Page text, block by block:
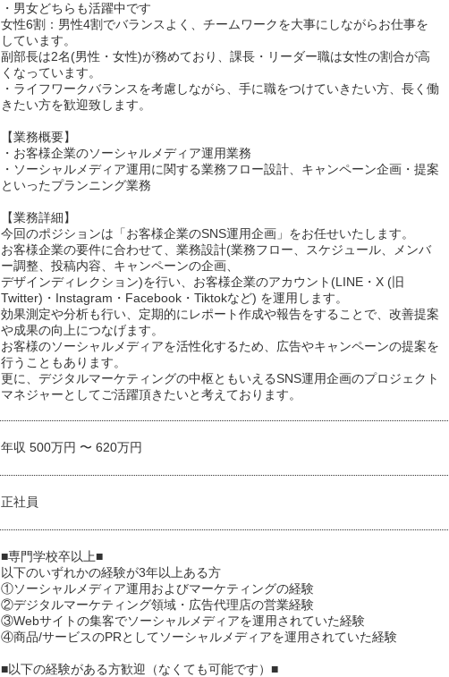
・男女どちらも活躍中です
女性6割：男性4割でバランスよく、チームワークを大事にしながらお仕事を
しています。
副部長は2名(男性・女性)が務めており、課長・リーダー職は女性の割合が高
くなっています。
・ライフワークバランスを考慮しながら、手に職をつけていきたい方、長く働
きたい方を歓迎致します。
【業務概要】
・お客様企業のソーシャルメディア運用業務
・ソーシャルメディア運用に関する業務フロー設計、キャンペーン企画・提案
といったプランニング業務
【業務詳細】
今回のポジションは「お客様企業のSNS運用企画」をお任せいたします。
お客様企業の要件に合わせて、業務設計(業務フロー、スケジュール、メンバ
ー調整、投稿内容、キャンペーンの企画、
デザインディレクション)を行い、お客様企業のアカウント(LINE・X (旧
Twitter)・Instagram・Facebook・Tiktokなど) を運用します。
効果測定や分析も行い、定期的にレポート作成や報告をすることで、改善提案
や成果の向上につなげます。
お客様のソーシャルメディアを活性化するため、広告やキャンペーンの提案を
行うこともあります。
更に、デジタルマーケティングの中枢ともいえるSNS運用企画のプロジェクト
マネジャーとしてご活躍頂きたいと考えております。
年収 500万円 〜 620万円
正社員
■専門学校卒以上■
以下のいずれかの経験が3年以上ある方
①ソーシャルメディア運用およびマーケティングの経験
②デジタルマーケティング領域・広告代理店の営業経験
③Webサイトの集客でソーシャルメディアを運用されていた経験
④商品/サービスのPRとしてソーシャルメディアを運用されていた経験
■以下の経験がある方歓迎（なくても可能です）■